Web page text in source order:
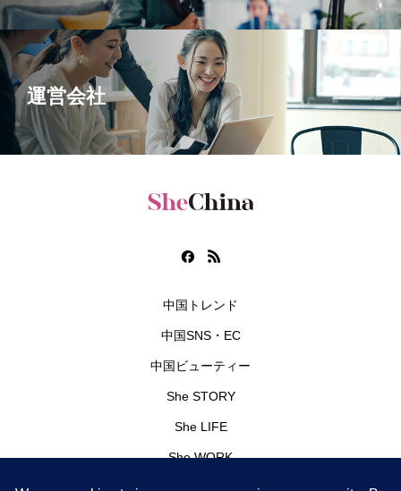
運営会社
中国トレンド
中国SNS・EC
中国ビューティー
She STORY
She LIFE
She WORK